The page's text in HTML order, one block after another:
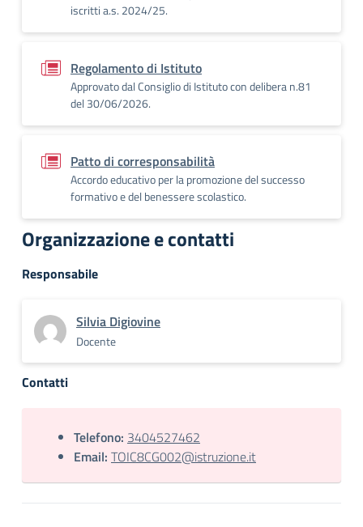
iscritti a.s. 2024/25.
Regolamento di Istituto
Approvato dal Consiglio di Istituto con delibera n.81
del 30/06/2026.
Patto di corresponsabilità
Accordo educativo per la promozione del successo
formativo e del benessere scolastico.
Organizzazione e contatti
Responsabile
Silvia Digiovine
Docente
Contatti
Telefono: 3404527462
Email: TOIC8CG002@istruzione.it